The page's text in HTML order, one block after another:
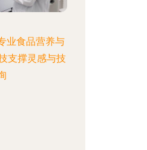
业食品营养与
支撑灵感与技